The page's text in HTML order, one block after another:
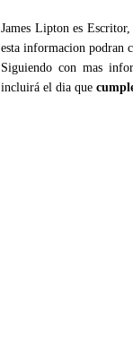
James Lipton es
esta informacion podran
Siguiendo con mas
incluirá el dia que